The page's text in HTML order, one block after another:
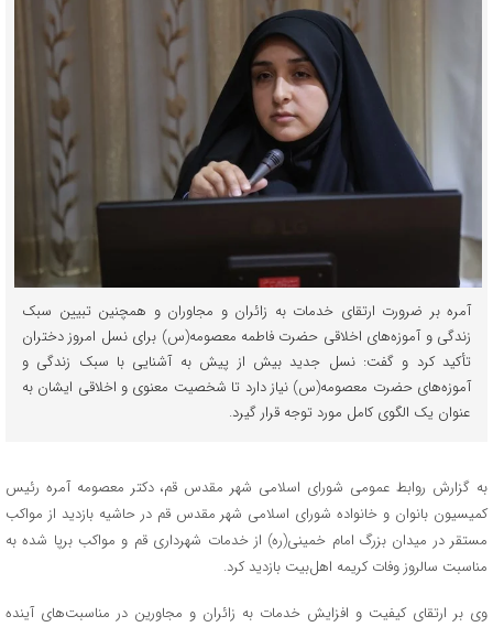
آمره بر ضرورت ارتقای خدمات به زائران و مجاوران و همچنین تبیین سبک
زندگی و آموزه‌های اخلاقی حضرت فاطمه معصومه(س) برای نسل امروز دختران
تأکید کرد و گفت: نسل جدید بیش از پیش به آشنایی با سبک زندگی و
آموزه‌های حضرت معصومه(س) نیاز دارد تا شخصیت معنوی و اخلاقی ایشان به
عنوان یک الگوی کامل مورد توجه قرار گیرد.
به گزارش روابط عمومی شورای اسلامی شهر مقدس قم، دکتر معصومه آمره رئیس
کمیسیون بانوان و خانواده شورای اسلامی شهر مقدس قم در حاشیه بازدید از مواکب
مستقر در میدان بزرگ امام خمینی(ره) از خدمات شهرداری قم و مواکب برپا شده به
مناسبت سالروز وفات کریمه اهل‌بیت بازدید کرد.
وی بر ارتقای کیفیت و افزایش خدمات به زائران و مجاورین در مناسبت‌های آینده